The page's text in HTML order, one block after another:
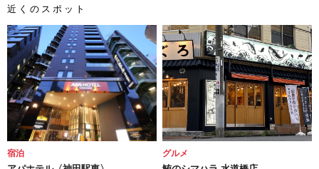
近くのスポット
宿泊 グルメ